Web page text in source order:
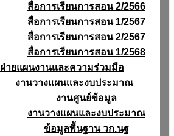
สื่อการเรียนการสอน 2/2566
สื่อการเรียนการสอน 1/2567
สื่อการเรียนการสอน 2/2567
สื่อการเรียนการสอน 1/2568
ฝ่ายแผนงานเเละความร่วมมือ
งานวางแผนเเละงบประมาณ
งานศูนย์ข้อมูล
งานวางแผนและงบประมาณ
ข้อมูลพื้นฐาน วก.นฐ